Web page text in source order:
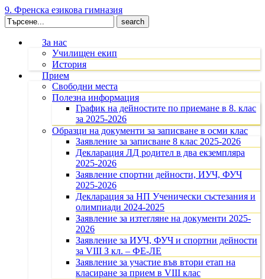
9. Френска езикова гимназия
Search
for:
За нас
Училищен екип
История
Прием
Свободни места
Полезна информация
График на дейностите по приемане в 8. клас
за 2025-2026
Образци на документи за записване в осми клас
Заявление за записване 8 клас 2025-2026
Декларация ЛД родител в два екземпляра
2025-2026
Заявление спортни дейности, ИУЧ, ФУЧ
2025-2026
Декларация за НП Ученически състезания и
олимпиади 2024-2025
Заявление за изтегляне на документи 2025-
2026
Заявление за ИУЧ, ФУЧ и спортни дейности
за VIII З кл. – ФЕ-ЛЕ
Заявление за участие във втори етап на
класиране за прием в VIII клас